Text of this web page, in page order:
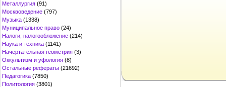
Металлургия (91)
Москвоведение (797)
Музыка (1338)
Муниципальное право (24)
Налоги, налогообложение (214)
Наука и техника (1141)
Начертательная геометрия (3)
Оккультизм и уфология (8)
Остальные рефераты (21692)
Педагогика (7850)
Политология (3801)